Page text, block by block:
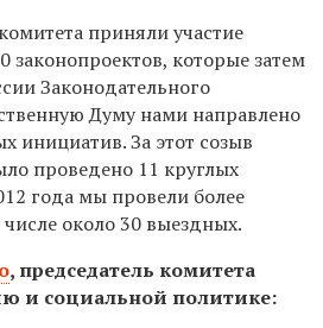
приняли участие
законопроектов, которые затем
Законодательного
Думу нами направлено
инициатив. За этот созыв
проведено 11 круглых
года мы провели более
около 30 выездных.
, председатель комитета
и социальной политике: